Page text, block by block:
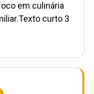
em culinária
curto 3